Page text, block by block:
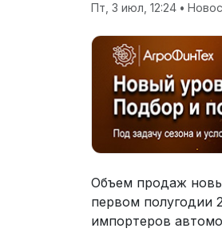
Пт, 3 июл, 12:24 •
Объем продаж
первом полугодии
импортеров